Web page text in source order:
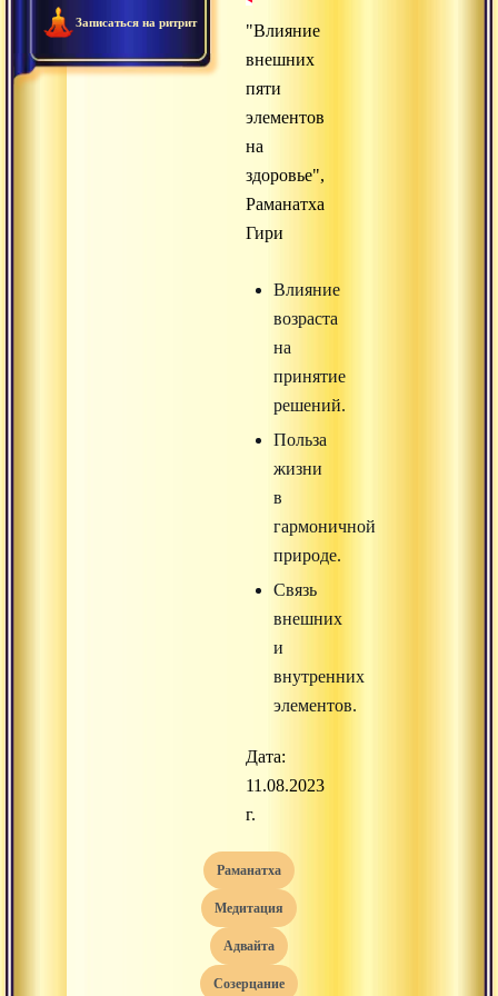
Записаться на ритрит
"Влияние
внешних
пяти
элементов
на
здоровье",
Раманатха
Гири
Влияние
возраста
на
принятие
решений.
Польза
жизни
в
гармоничной
природе.
Связь
внешних
и
внутренних
элементов.
Дата:
11.08.2023
г.
раманатха
медитация
адвайта
созерцание